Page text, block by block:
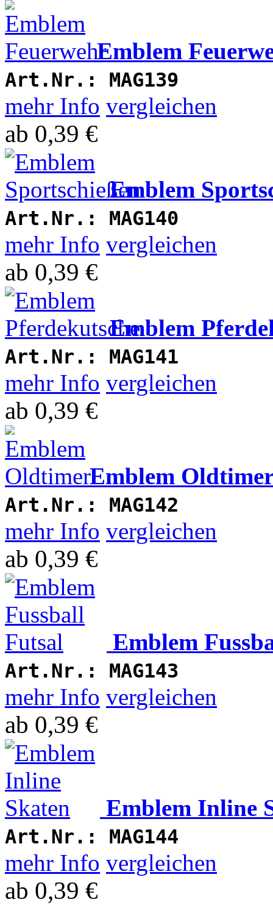
Emblem
Art.Nr.: MAG139
mehr Info vergleichen
ab 0,39 €
Emblem
Art.Nr.: MAG140
mehr Info vergleichen
ab 0,39 €
Emblem
Art.Nr.: MAG141
mehr Info vergleichen
ab 0,39 €
Emblem
Art.Nr.: MAG142
mehr Info vergleichen
ab 0,39 €
Emblem
Art.Nr.: MAG143
mehr Info vergleichen
ab 0,39 €
Emblem Inline
Art.Nr.: MAG144
mehr Info vergleichen
ab 0,39 €